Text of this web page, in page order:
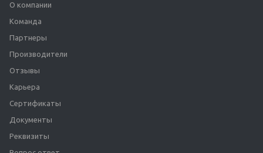
О компании
Команда
Партнеры
Производители
Отзывы
Карьера
Сертификаты
Документы
Реквизиты